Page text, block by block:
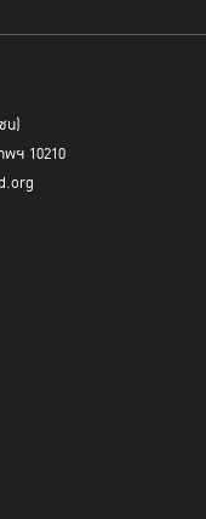
น)
พฯ 10210